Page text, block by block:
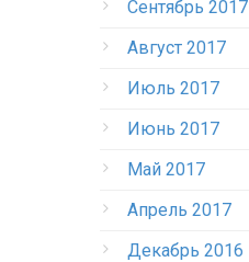
Сентябрь 2017
Август 2017
Июль 2017
Июнь 2017
Май 2017
Апрель 2017
Декабрь 2016